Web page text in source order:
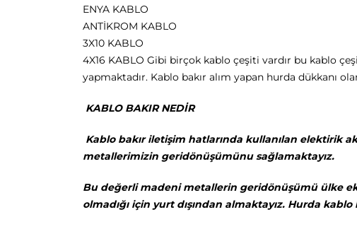
ENYA KABLO
ANTİKROM KABLO
3X10 KABLO
4X16 KABLO Gibi birçok kablo çeşiti vardır bu kablo
yapmaktadır. Kablo bakır alım yapan hurda dükkanı
KABLO BAKIR NEDİR
Kablo bakır iletişim hatlarında kullanılan elektirik
metallerimizin geridönüşümünu sağlamaktayız.
Bu değerli madeni metallerin geridönüşümü ülke
olmadığı için yurt dışından almaktayız. Hurda